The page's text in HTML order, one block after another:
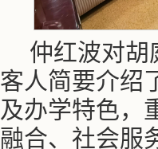
仲红波对胡
客人简要介绍
及办学特色，
融合、社会服